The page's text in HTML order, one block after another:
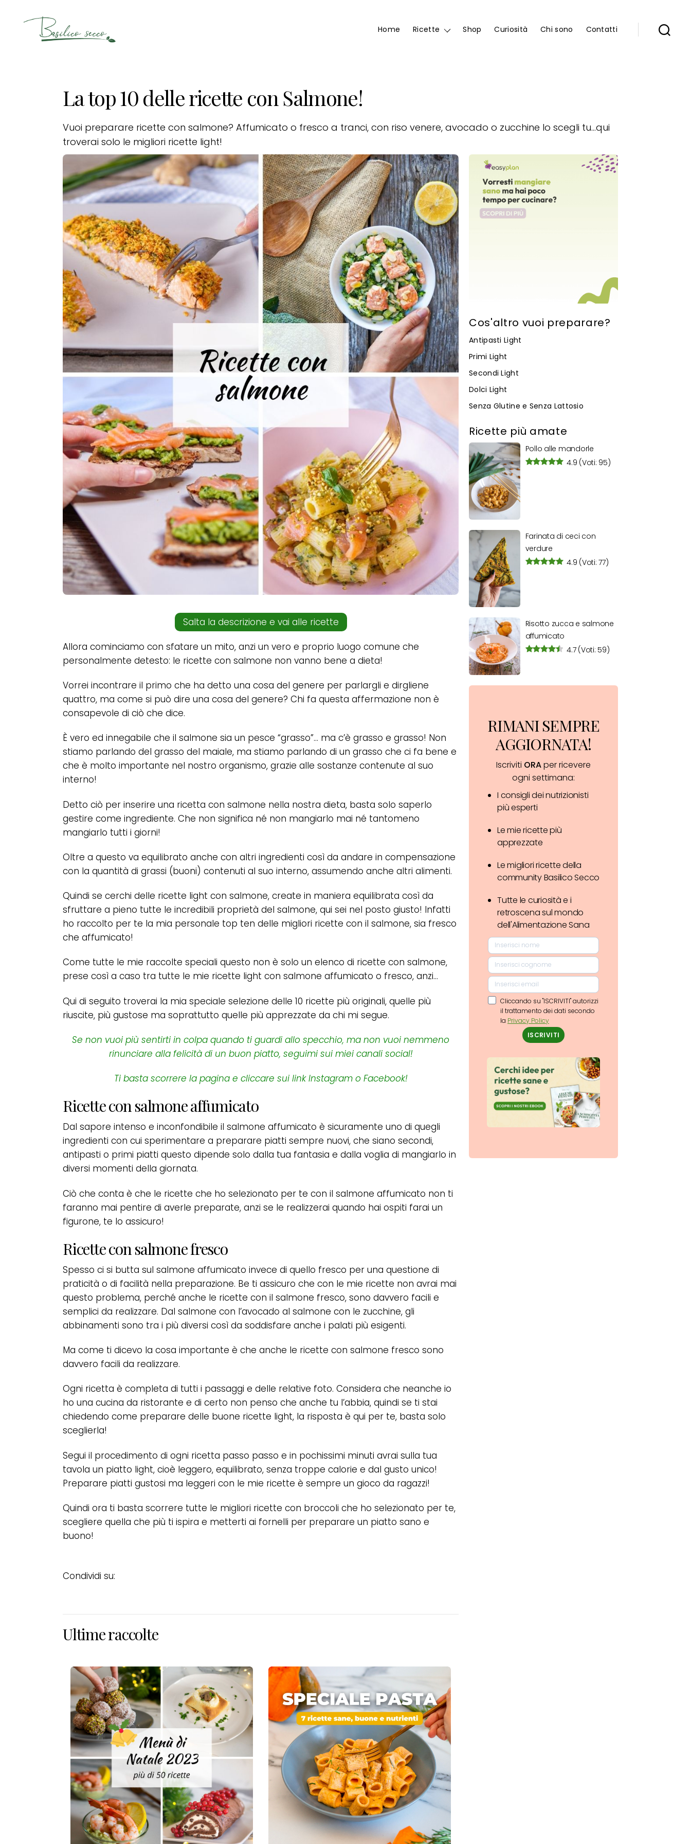
Home Ricette Shop Curiosità Chi sono Contatti
La top 10 delle ricette con Salmone!
Vuoi preparare ricette con salmone? Affumicato o fresco a tranci, con riso venere, avocado o zucchine lo scegli tu…qui
troverai solo le migliori ricette light!
Salta la descrizione e vai alle ricette
Allora cominciamo con sfatare un mito, anzi un vero e proprio luogo comune che
personalmente detesto: le ricette con salmone non vanno bene a dieta!
Vorrei incontrare il primo che ha detto una cosa del genere per parlargli e dirgliene
quattro, ma come si può dire una cosa del genere? Chi fa questa affermazione non è
consapevole di ciò che dice.
È vero ed innegabile che il salmone sia un pesce “grasso”… ma c’è grasso e grasso! Non
stiamo parlando del grasso del maiale, ma stiamo parlando di un grasso che ci fa bene e
che è molto importante nel nostro organismo, grazie alle sostanze contenute al suo
interno!
Detto ciò per inserire una ricetta con salmone nella nostra dieta, basta solo saperlo
gestire come ingrediente. Che non significa né non mangiarlo mai né tantomeno
mangiarlo tutti i giorni!
Oltre a questo va equilibrato anche con altri ingredienti così da andare in compensazione
con la quantità di grassi (buoni) contenuti al suo interno, assumendo anche altri alimenti.
Quindi se cerchi delle ricette light con salmone, create in maniera equilibrata così da
sfruttare a pieno tutte le incredibili proprietà del salmone, qui sei nel posto giusto! Infatti
ho raccolto per te la mia personale top ten delle migliori ricette con il salmone, sia fresco
che affumicato!
Come tutte le mie raccolte speciali questo non è solo un elenco di ricette con salmone,
prese così a caso tra tutte le mie ricette light con salmone affumicato o fresco, anzi…
Qui di seguito troverai la mia speciale selezione delle 10 ricette più originali, quelle più
riuscite, più gustose ma soprattutto quelle più apprezzate da chi mi segue.
Se non vuoi più sentirti in colpa quando ti guardi allo specchio, ma non vuoi nemmeno
rinunciare alla felicità di un buon piatto, seguimi sui miei canali social!
Ti basta scorrere la pagina e cliccare sui link Instagram o Facebook!
Ricette con salmone affumicato
Dal sapore intenso e inconfondibile il salmone affumicato è sicuramente uno di quegli
ingredienti con cui sperimentare a preparare piatti sempre nuovi, che siano secondi,
antipasti o primi piatti questo dipende solo dalla tua fantasia e dalla voglia di mangiarlo in
diversi momenti della giornata.
Ciò che conta è che le ricette che ho selezionato per te con il salmone affumicato non ti
faranno mai pentire di averle preparate, anzi se le realizzerai quando hai ospiti farai un
figurone, te lo assicuro!
Ricette con salmone fresco
Spesso ci si butta sul salmone affumicato invece di quello fresco per una questione di
praticità o di facilità nella preparazione. Be ti assicuro che con le mie ricette non avrai mai
questo problema, perché anche le ricette con il salmone fresco, sono davvero facili e
semplici da realizzare. Dal salmone con l’avocado al salmone con le zucchine, gli
abbinamenti sono tra i più diversi così da soddisfare anche i palati più esigenti.
Ma come ti dicevo la cosa importante è che anche le ricette con salmone fresco sono
davvero facili da realizzare.
Ogni ricetta è completa di tutti i passaggi e delle relative foto. Considera che neanche io
ho una cucina da ristorante e di certo non penso che anche tu l’abbia, quindi se ti stai
chiedendo come preparare delle buone ricette light, la risposta è qui per te, basta solo
sceglierla!
Segui il procedimento di ogni ricetta passo passo e in pochissimi minuti avrai sulla tua
tavola un piatto light, cioè leggero, equilibrato, senza troppe calorie e dal gusto unico!
Preparare piatti gustosi ma leggeri con le mie ricette è sempre un gioco da ragazzi!
Quindi ora ti basta scorrere tutte le migliori ricette con broccoli che ho selezionato per te,
scegliere quella che più ti ispira e metterti ai fornelli per preparare un piatto sano e
buono!
Condividi su:
Ultime raccolte
Cos'altro vuoi preparare?
Antipasti Light
Primi Light
Secondi Light
Dolci Light
Senza Glutine e Senza Lattosio
Ricette più amate
Pollo alle mandorle
4.9 (Voti: 95)
Farinata di ceci con
verdure
4.9 (Voti: 77)
Risotto zucca e salmone
affumicato
4.7 (Voti: 59)
RIMANI SEMPRE
AGGIORNATA!
Iscriviti ORAper ricevere
ogni settimana:
I consigli dei nutrizionisti
più esperti
Le mie ricette più
apprezzate
Le migliori ricette della
community Basilico Secco
Tutte le curiosità e i
retroscena sul mondo
dell'Alimentazione Sana
Cliccando su "ISCRIVITI" autorizzi
il trattamento dei dati secondo
la Privacy Policy
ISCRIVITI